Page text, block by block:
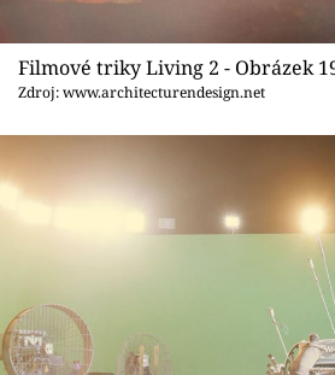
Filmové triky Living 2 - Obrázek
Zdroj: www.architecturendesign.net